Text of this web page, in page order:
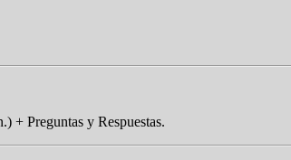
+ Preguntas y Respuestas.